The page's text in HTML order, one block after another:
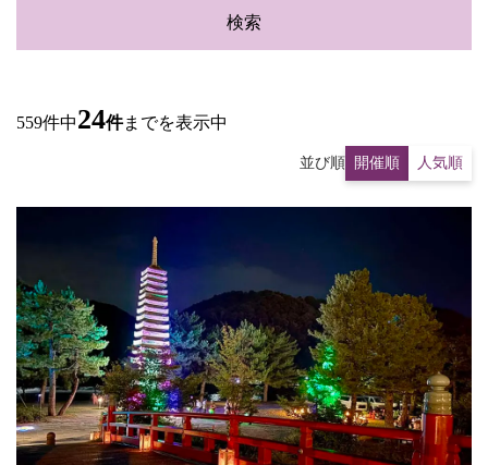
検索
559件中24件までを表示中
並び順 開催順 人気順